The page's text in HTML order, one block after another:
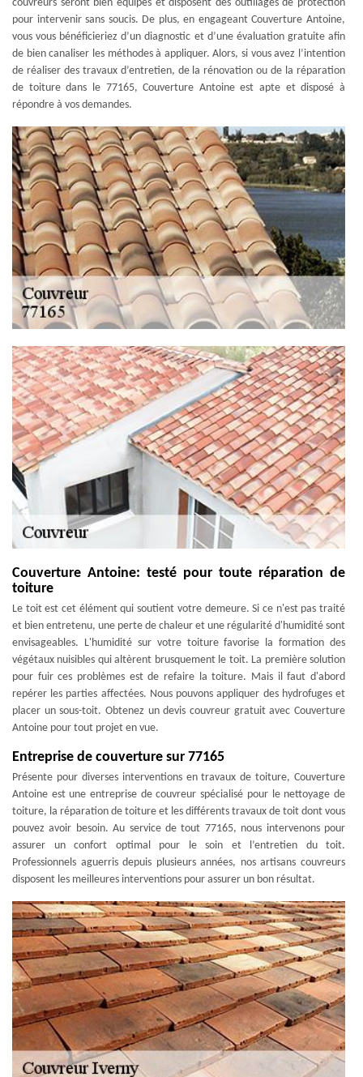
couvreurs seront bien équipés et disposent des outillages de protection
pour intervenir sans soucis. De plus, en engageant Couverture Antoine,
vous vous bénéficieriez d’un diagnostic et d’une évaluation gratuite afin
de bien canaliser les méthodes à appliquer. Alors, si vous avez l’intention
de réaliser des travaux d’entretien, de la rénovation ou de la réparation
de toiture dans le 77165, Couverture Antoine est apte et disposé à
répondre à vos demandes.
Couverture Antoine: testé pour toute réparation de
toiture
Le toit est cet élément qui soutient votre demeure. Si ce n'est pas traité
et bien entretenu, une perte de chaleur et une régularité d'humidité sont
envisageables. L'humidité sur votre toiture favorise la formation des
végétaux nuisibles qui altèrent brusquement le toit. La première solution
pour fuir ces problèmes est de refaire la toiture. Mais il faut d'abord
repérer les parties affectées. Nous pouvons appliquer des hydrofuges et
placer un sous-toit. Obtenez un devis couvreur gratuit avec Couverture
Antoine pour tout projet en vue.
Entreprise de couverture sur 77165
Présente pour diverses interventions en travaux de toiture, Couverture
Antoine est une entreprise de couvreur spécialisé pour le nettoyage de
toiture, la réparation de toiture et les différents travaux de toit dont vous
pouvez avoir besoin. Au service de tout 77165, nous intervenons pour
assurer un confort optimal pour le soin et l’entretien du toit.
Professionnels aguerris depuis plusieurs années, nos artisans couvreurs
disposent les meilleures interventions pour assurer un bon résultat.